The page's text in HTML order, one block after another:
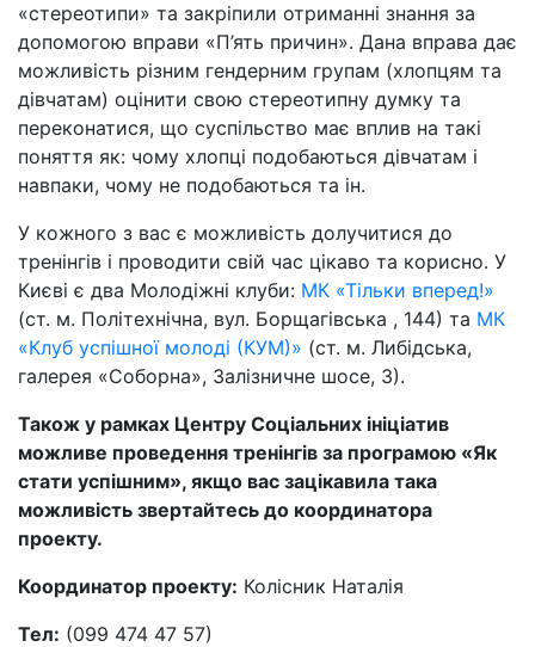
«стереотипи» та закріпили отриманні знання за
допомогою вправи «П’ять причин». Дана вправа дає
можливість різним гендерним групам (хлопцям та
дівчатам) оцінити свою стереотипну думку та
переконатися, що суспільство має вплив на такі
поняття як: чому хлопці подобаються дівчатам і
навпаки, чому не подобаються та ін.
У кожного з вас є можливість долучитися до
тренінгів і проводити свій час цікаво та корисно. У
Києві є два Молодіжні клуби: МК «Тільки вперед!»
(ст. м. Політехнічна, вул. Борщагівська , 144) та МК
«Клуб успішної молоді (КУМ)» (ст. м. Либідська,
галерея «Соборна», Залізничне шосе, 3).
Також у рамках Центру Соціальних ініціатив
можливе проведення тренінгів за програмою «Як
стати успішним», якщо вас зацікавила така
можливість звертайтесь до координатора
проекту.
Координатор проекту: Колісник Наталія
Тел: (099 474 47 57)